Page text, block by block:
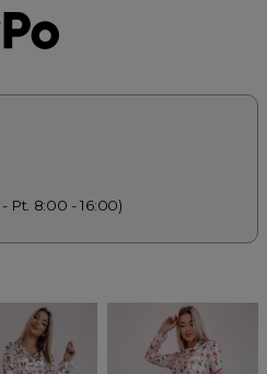
Pt. 8:00 - 16:00)